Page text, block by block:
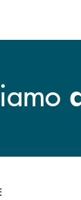
delle filiali